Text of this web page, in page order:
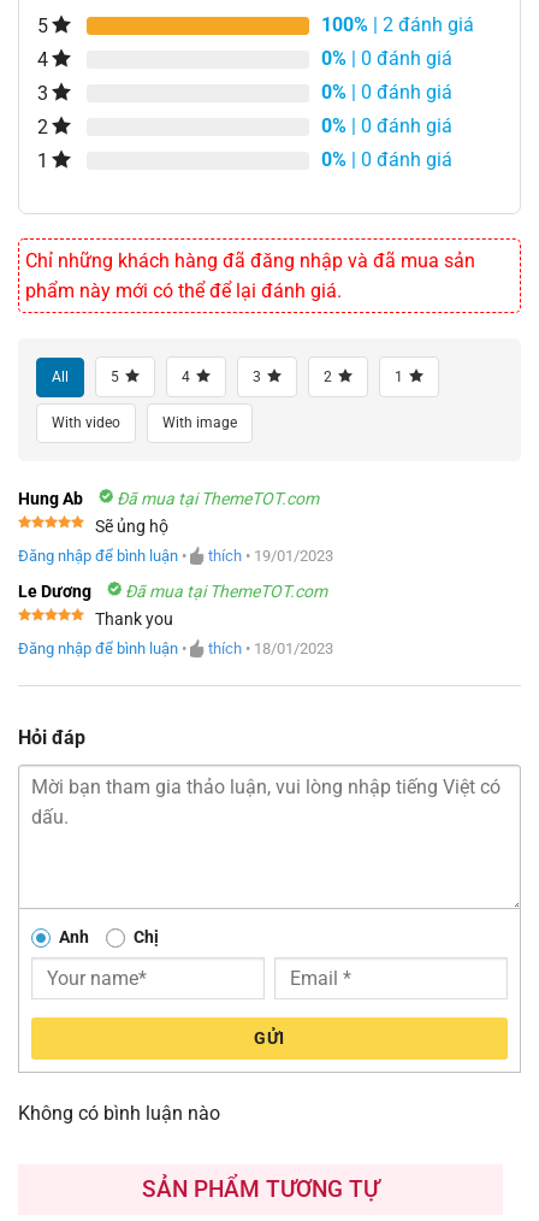
5 100% | 2 đánh giá
4
0% | 0 đánh giá
3
0% | 0 đánh giá
2
0% | 0 đánh giá
1
0% | 0 đánh giá
Chỉ những khách hàng đã đăng nhập và đã mua sản
phẩm này mới có thể để lại đánh giá.
All 5 4 3 2 1
With video With image
Hung Ab Đã mua tại ThemeTOT.com
hạng55
Sẽ ủng hộ
Đăng nhập để bình luận • thích • 19/01/2023
Le Dương Đã mua tại ThemeTOT.com
hạng55
Thank you
Đăng nhập để bình luận • thích • 18/01/2023
Hỏi đáp
Anh Chị
GỬI
Không có bình luận nào
SẢN PHẨM TƯƠNG TỰ